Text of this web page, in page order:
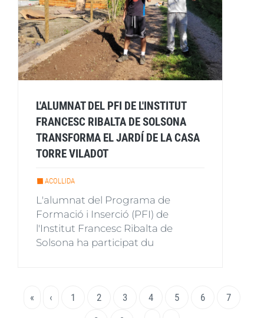
L'ALUMNAT DEL PFI DE L'INSTITUT
FRANCESC RIBALTA DE SOLSONA
TRANSFORMA EL JARDÍ DE LA CASA
TORRE VILADOT
ACOLLIDA
L'alumnat del Programa de
Formació i Inserció (PFI) de
l'Institut Francesc Ribalta de
Solsona ha participat du
Paginació
Primera
«
Pàgina
‹ Page
1 Page
2 Page
3
Pàgina
4 Page
5 Page
6 Page
7